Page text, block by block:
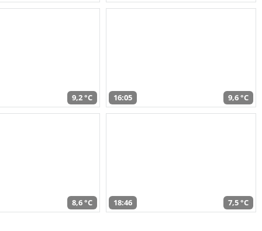
9,2 °C 16:05 9,6 °C
8,6 °C 18:46 7,5 °C